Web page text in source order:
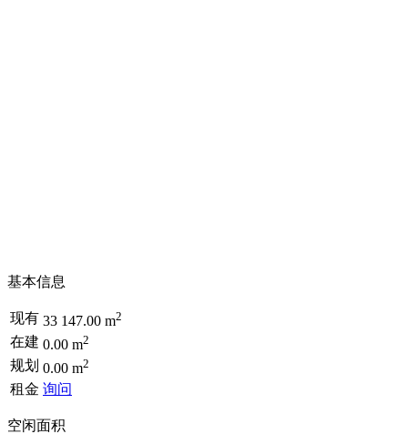
基本信息
现有 33 147.00 m2
在建 0.00 m2
规划 0.00 m2
租金 询问
空闲面积